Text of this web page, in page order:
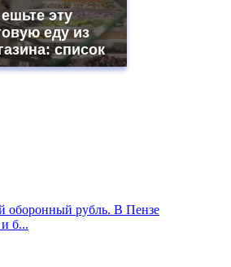
эту
еду из
список
оборонный рубль. В Пензе
б...